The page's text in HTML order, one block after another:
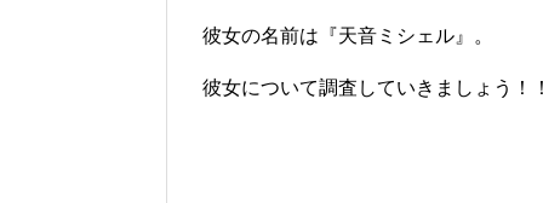
彼女の名前は『天音ミシェル』。
彼女について調査していきましょう！